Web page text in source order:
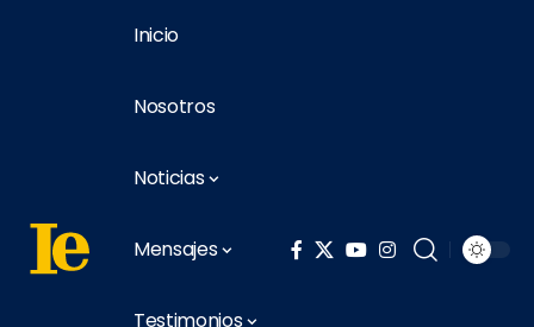
Inicio
Nosotros
Noticias
Mensajes
Testimonios